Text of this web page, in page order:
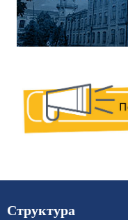
Структура